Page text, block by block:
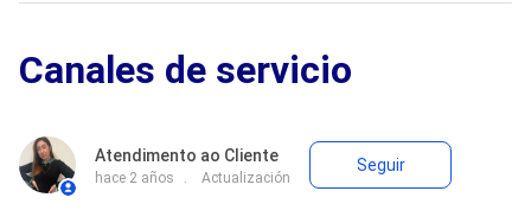
Canales de servicio
Atendimento ao Cliente
hace 2 años Actualización
Seguir